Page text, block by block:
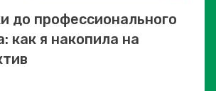
до профессионального
как я накопила на